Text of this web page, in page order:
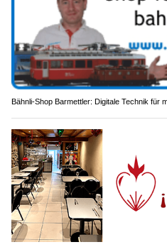
Bähnli-Shop Barmettler: Digitale Technik für